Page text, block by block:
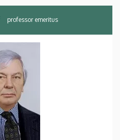
professor emeritus